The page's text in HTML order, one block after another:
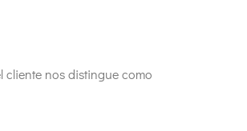
cliente nos distingue como